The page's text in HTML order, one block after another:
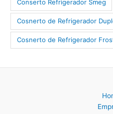
Conserto Refrigerador Smeg
Cosnerto de Refrigerador
Cosnerto de Refrigerador